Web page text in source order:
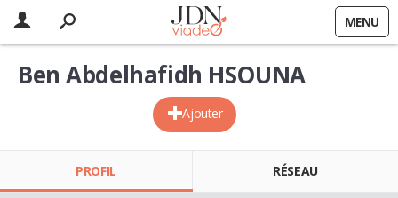
MENU
Ajouter
Ben Abdelhafidh HSOUNA
PROFIL RÉSEAU